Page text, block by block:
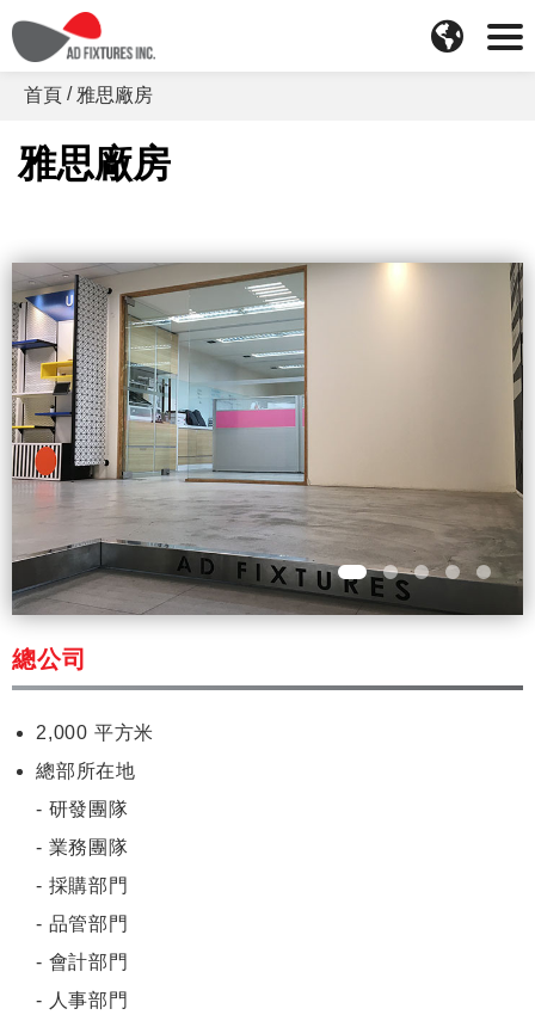
首頁 雅思廠房
雅思廠房
總公司
2,000 平方米
總部所在地
- 研發團隊
- 業務團隊
- 採購部門
- 品管部門
- 會計部門
- 人事部門